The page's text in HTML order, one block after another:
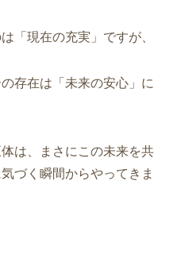
「現在の充実」ですが、
存在は「未来の安心」に
は、まさにこの未来を共
づく瞬間からやってきま